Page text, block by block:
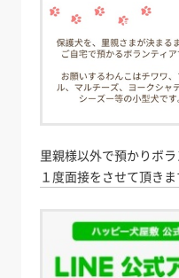
里親様以外で預かりボ
１度面接をさせて頂きま